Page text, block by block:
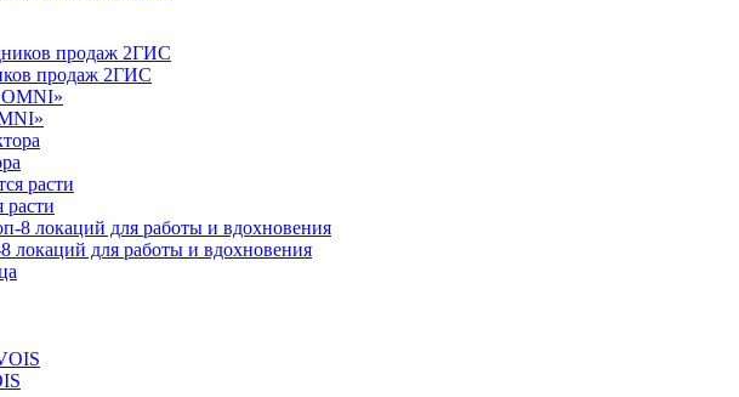
продаж 2ГИС
локаций для работы и вдохновения